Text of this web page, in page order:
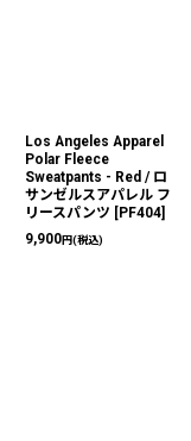
Los Angeles Apparel
Polar Fleece
Sweatpants - Red / ロ
サンゼルスアパレル フ
リースパンツ [PF404]
9,900円(税込)